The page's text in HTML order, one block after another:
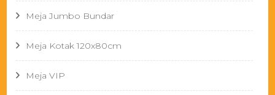
Meja Jumbo Bundar
Meja Kotak 120x80cm
Meja VIP